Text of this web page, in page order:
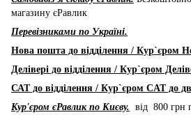
магазину єРавлик
Перевізниками по Україні.
Нова пошта до відділення / Кур`єром
Делівері до відділення / Кур`єром
САТ до відділення / Кур`єром CAT до
Кур'єром єРавлик по Києву. від 800 грн